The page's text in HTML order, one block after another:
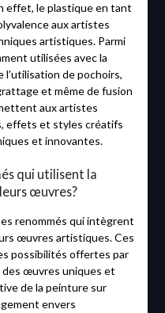
effet, le plastique en tant
aux artistes
artistiques. Parmi
utilisées avec la
de pochoirs,
et même de fusion
aux artistes
effets et styles créatifs
et innovantes.
qui utilisent la
œuvres?
renommés qui intègrent
œuvres artistiques. Ces
possibilités offertes par
des œuvres uniques et
de la peinture sur
envers